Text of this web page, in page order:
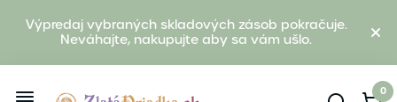
Výpredaj vybraných skladových zásob pokračuje.
Neváhajte, nakupujte aby sa vám ušlo.
0